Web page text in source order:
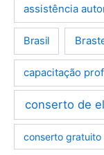
assistência
Brasil
capacitação
conserto de
conserto gratuito